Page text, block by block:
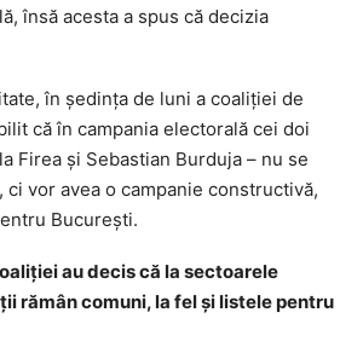
însă acesta a spus că decizia
în şedinţa de luni a coaliţiei de
că în campania electorală cei doi
Firea şi Sebastian Burduja – nu se
ci vor avea o campanie constructivă,
Bucureşti.
au decis că la sectoarele
rămân comuni, la fel şi listele pentru